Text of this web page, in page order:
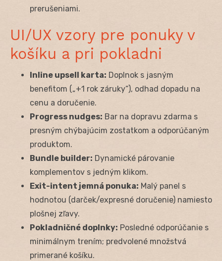
prerušeniami.
UI/UX vzory pre ponuky v
košíku a pri pokladni
Inline upsell karta: Doplnok s jasným
benefitom („+1 rok záruky“), odhad dopadu na
cenu a doručenie.
Progress nudges: Bar na dopravu zdarma s
presným chýbajúcim zostatkom a odporúčaným
produktom.
Bundle builder: Dynamické párovanie
komplementov s jedným klikom.
Exit-intent jemná ponuka: Malý panel s
hodnotou (darček/expresné doručenie) namiesto
plošnej zľavy.
Pokladničné doplnky: Posledné odporúčanie s
minimálnym trením; predvolené množstvá
primerané košíku.